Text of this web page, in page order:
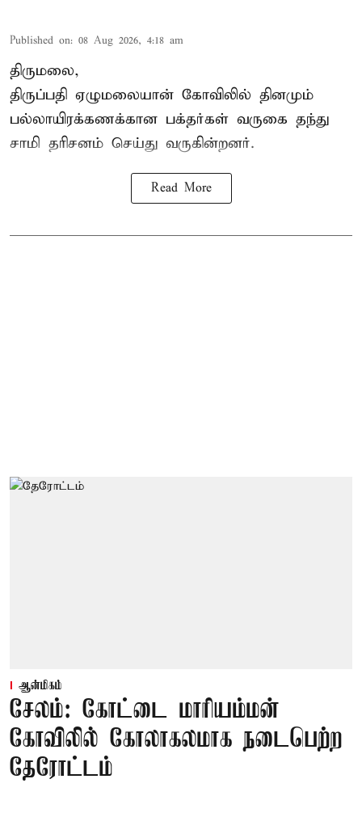
Published on: 08 Aug 2026, 4:18 am
திருமலை,
திருப்பதி ஏழுமலையான் கோவிலில் தினமும்
பல்லாயிரக்கணக்கான பக்தர்கள் வருகை தந்து
சாமி தரிசனம் செய்து வருகின்றனர்.
Read More
ஆன்மிகம்
சேலம்: கோட்டை மாரியம்மன்
கோவிலில் கோலாகலமாக நடைபெற்ற
தேரோட்டம்